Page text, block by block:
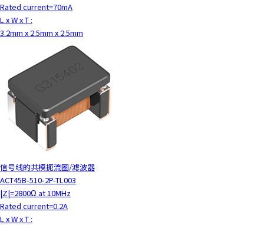
Rated current=70mA
L x W x T :
3.2mm x 2.5mm x 2.5mm
信号线的共模扼流圈/滤波器
ACT45B-510-2P-TL003
|Z|=2800Ω at 10MHz
Rated current=0.2A
L x W x T :